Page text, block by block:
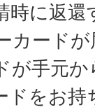
時に返
カード
が手元
ドをお持